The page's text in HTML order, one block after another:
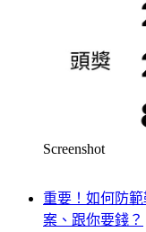
Screenshot
重要！如何防
案、跟你要錢？